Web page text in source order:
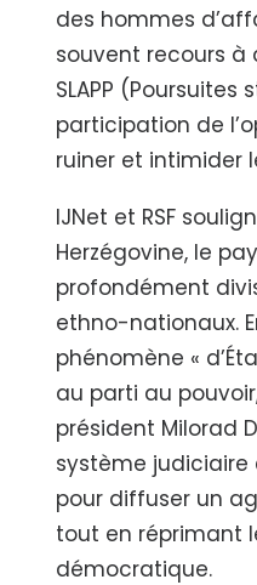
des hommes
souvent recours à
SLAPP
participation de
ruiner et intimider
IJNet et RSF
Herzégovine, le
profondément
ethno-nationaux.
phénomène «
au parti au
président Milorad
système judiciaire
pour diffuser un
tout en réprimant
démocratique.